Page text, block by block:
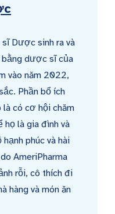
Dược sinh ra và
dược sĩ của
vào năm 2022,
Phần bổ ích
có cơ hội chăm
họ là gia đình và
phúc và hài
AmeriPharma
rỗi, cô thích đi
hàng và món ăn